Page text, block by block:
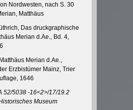
Nordwesten, nach S. 30
Matthäus
Das druckgraphische
Merian d.Ae., Bd. 4,
Merian d.Ae.,
Erzbistümer Mainz, Trier
1646
52/5038 -16<2>/17/19.2
Museum